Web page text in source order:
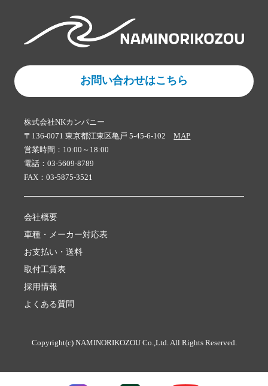
お問い合わせはこちら
株式会社NKカンパニー
〒136-0071 東京都江東区亀戸 5-45-6-102MAP
営業時間：10:00～18:00
電話：03-5609-8789
FAX：03-5875-3521
会社概要
車種・メーカー対応表
お支払い・送料
取付工賃表
採用情報
よくある質問
Copyright(c) NAMINORIKOZOU Co.,Ltd. All Rights Reserved.